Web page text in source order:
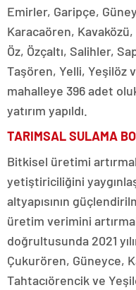
Emirler, Garipçe,
Karacaören, Kavaközü,
Öz, Özçaltı, Salihler,
Taşören, Yelli, Yeşilöz
mahalleye 396 adet
yatırım yapıldı.
TARIMSAL SULAMA
Bitkisel üretimi
yetiştiriciliğini
altyapısının
üretim verimini
doğrultusunda 2021
Çukurören, Güneyce,
Tahtacıörencik ve